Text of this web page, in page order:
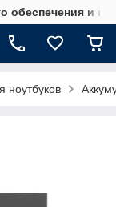
обеспечения и
ноутбуков